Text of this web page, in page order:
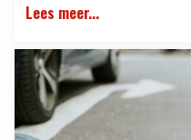
Lees meer...